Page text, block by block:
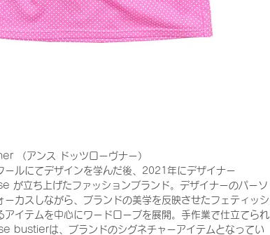
（アンス ドッツローヴナー）
ールにてデザインを学んだ後、2021年にデザイナー
が立ち上げたファッションブランド。デザイナーのパーソ
ーカスしながら、ブランドの美学を反映させたフェティッシ
アイテムを中心にワードローブを展開。手作業で仕立てられ
bustierは、ブランドのシグネチャーアイテムとなってい